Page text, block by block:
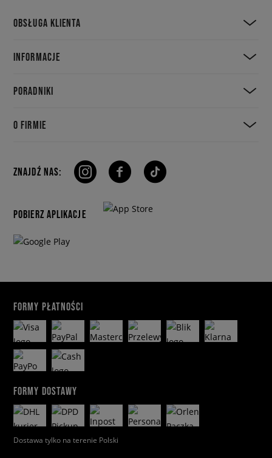
OBSŁUGA KLIENTA
INFORMACJE
PORADNIKI
O FIRMIE
ZNAJDŹ NAS:
POBIERZ APLIKACJE
FORMY PŁATNOŚCI
FORMY DOSTAWY
Dostawa tylko na terenie Polski